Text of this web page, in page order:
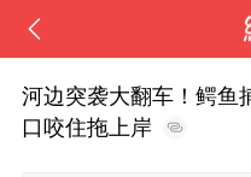
河边突袭大翻车！鳄鱼
口咬住拖上岸